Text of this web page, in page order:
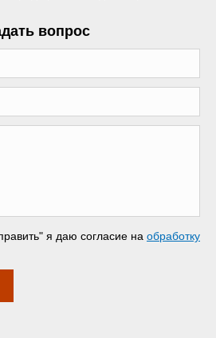
вопрос
я даю согласие на обработку